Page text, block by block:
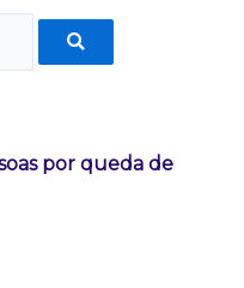
por queda de